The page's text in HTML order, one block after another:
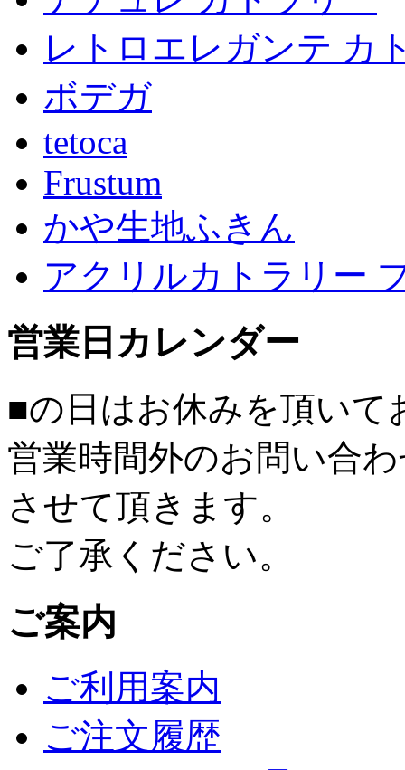
レトロエレガンテ カ
ボデガ
tetoca
Frustum
かや生地ふきん
アクリルカトラリー
営業日カレンダー
■の日はお休みを頂いて
営業時間外のお問い合
させて頂きます。
ご了承ください。
ご案内
ご利用案内
ご注文履歴